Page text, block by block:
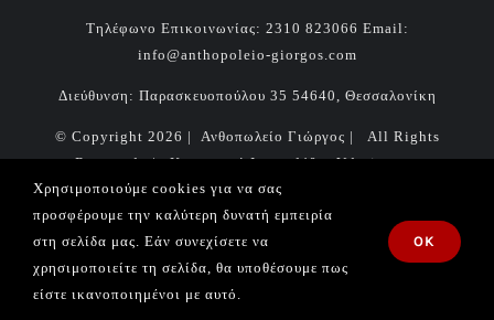
Τηλέφωνο Επικοινωνίας: 2310 823066 Email:
info@anthopoleio-giorgos.com
Διεύθυνση: Παρασκευοπούλου 35 54640, Θεσσαλονίκη
© Copyright 2026 | Ανθοπωλείο Γιώργος | All Rights
Reserved | Κατασκευή ΙστοσελίδαςVdesigns.gr
FacebookInstagram
Email
Χρησιμοποιούμε cookies για να σας
προσφέρουμε την καλύτερη δυνατή εμπειρία
στη σελίδα μας. Εάν συνεχίσετε να
χρησιμοποιείτε τη σελίδα, θα υποθέσουμε πως
είστε ικανοποιημένοι με αυτό.
OK